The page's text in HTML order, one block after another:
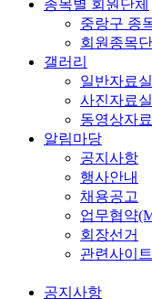
종목별 회원단체
중랑구 종
회원종목
갤러리
일반자료실
사진자료실
동영상자
알림마당
공지사항
행사안내
채용공고
업무협약
회장선거
관련사이트
공지사항